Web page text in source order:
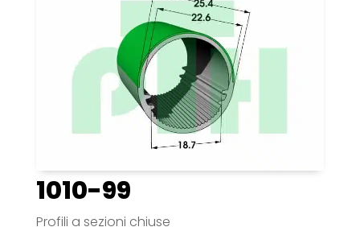
1010-99
Profili a sezioni chiuse